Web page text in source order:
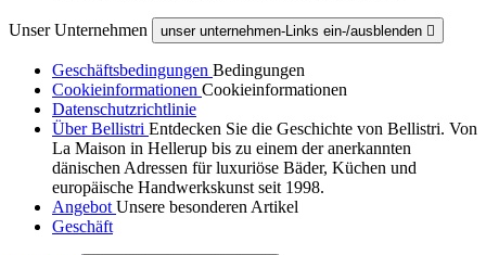
Unser Unternehmen unser unternehmen-Links ein-/ausblenden 
Geschäftsbedingungen Bedingungen
Cookieinformationen Cookieinformationen
Datenschutzrichtlinie
Über Bellistri Entdecken Sie die Geschichte von Bellistri. Von
La Maison in Hellerup bis zu einem der anerkannten
dänischen Adressen für luxuriöse Bäder, Küchen und
europäische Handwerkskunst seit 1998.
Angebot Unsere besonderen Artikel
Geschäft